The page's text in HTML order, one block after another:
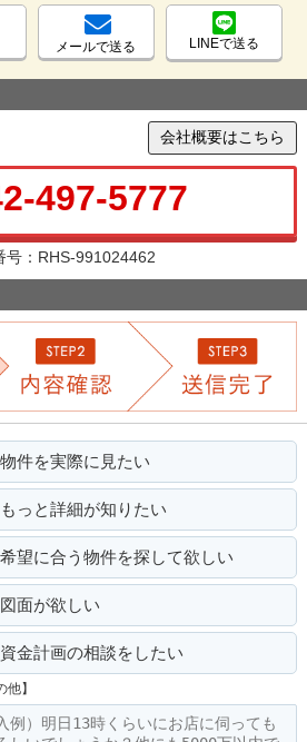
メールで送る LINEで送る
会社概要はこちら
497-5777
号：RHS-991024462
物件を実際に見たい
もっと詳細が知りたい
希望に合う物件を探して欲しい
図面が欲しい
資金計画の相談をしたい
他】